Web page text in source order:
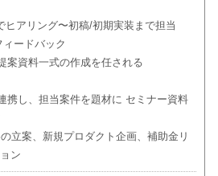
ヒアリング〜初稿/初期実装まで担当
ードバック
案資料一式の作成を任される
携し、担当案件を題材に セミナー資料
立案、新規プロダクト企画、補助金リ
ン